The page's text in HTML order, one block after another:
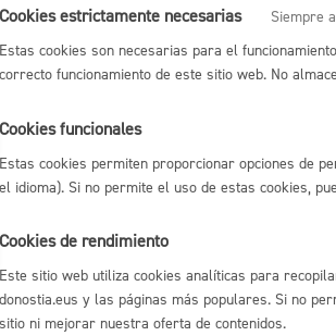
Gestión de matrículas para acceder a Zona
electrónico
Inscripciones: actividades relacionadas con
Volver al índice
Cookies estrictamente necesarias
Siempre
Estas cookies son necesarias para el
correcto funcionamiento de este sitio web. No
Cookies funcionales
Estas cookies permiten proporcionar opciones de
el idioma). Si no permite el uso de estas cookies,
Cookies de rendimiento
Este sitio web utiliza cookies analíticas para
donostia.eus y las páginas más populares. Si no
sitio ni mejorar nuestra oferta de contenidos.